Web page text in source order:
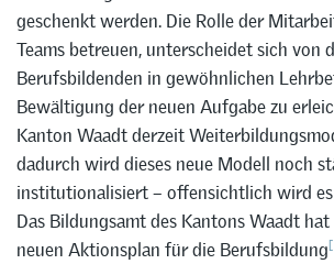
geschenkt werden. Die Rolle der
Teams betreuen, unterscheidet sich von
Berufsbildenden in gewöhnlichen
Bewältigung der neuen Aufgabe zu
Kanton Waadt derzeit
dadurch wird dieses neue Modell noch
institutionalisiert – offensichtlich wird
Das Bildungsamt des Kantons Waadt
neuen Aktionsplan für die Berufsbildung